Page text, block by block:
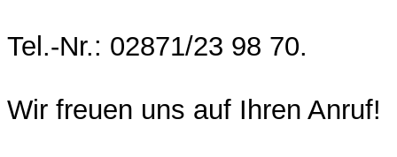
Tel.-Nr.: 02871/23 98 70.
Wir freuen uns auf Ihren Anruf!